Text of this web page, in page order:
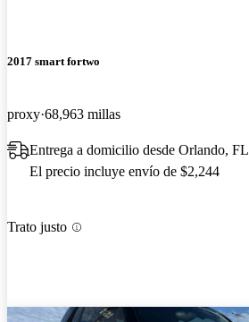
2017 smart fortwo
proxy 68,963 millas
Entrega a domicilio desde Orlando, FL
El precio incluye envío de $2,244
Trato justo